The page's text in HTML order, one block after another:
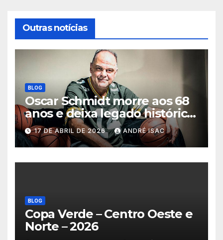
Outras notícias
BLOG
Oscar Schmidt morre aos 68
anos e deixa legado histórico
no basquete mundial
17 DE ABRIL DE 2026 ANDRÉ ISAC
BLOG
Copa Verde – Centro Oeste e
Norte – 2026